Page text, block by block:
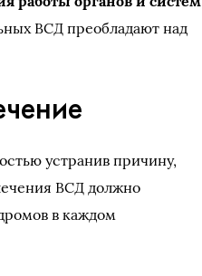
ВСД преобладают над
устранив причину,
ВСД должно
в каждом